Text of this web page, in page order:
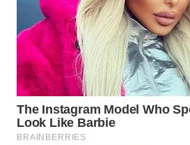
WAHANA
KONSUMEN
WAHANA
LISTRIK
WAHANA
TRAVEL